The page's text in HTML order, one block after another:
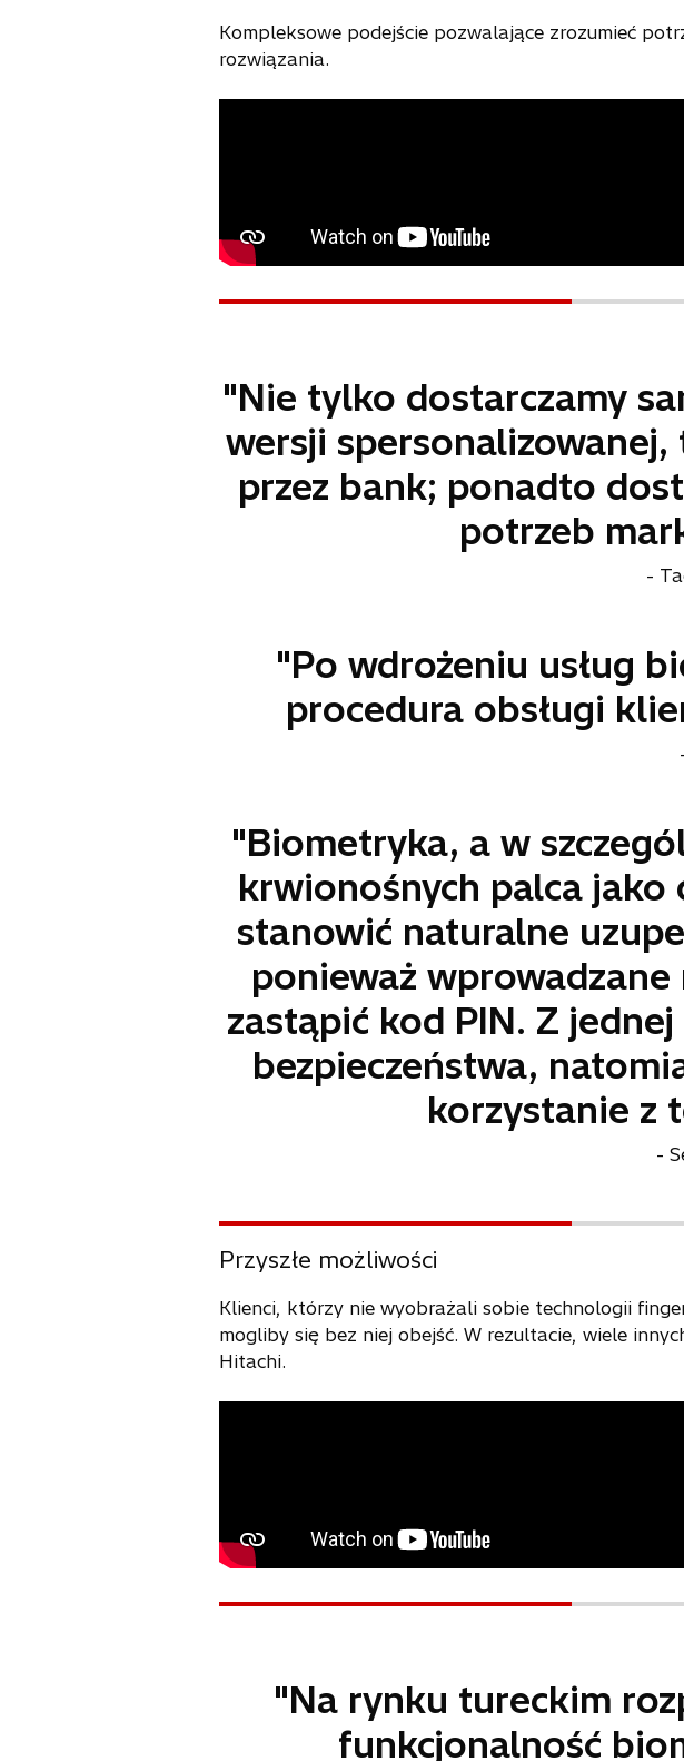
Kompleksowe podejście pozwalające zrozumieć
rozwiązania.
"Nie tylko dostarczamy
wersji
przez bank; ponadto
potrzeb
-
"Po wdrożeniu usług
procedura obsługi
"Biometryka, a w
krwionośnych palca jako
stanowić naturalne
ponieważ
zastąpić kod PIN. Z
bezpieczeństwa,
korzystanie z
-
Przyszłe możliwości
Klienci, którzy nie wyobrażali sobie technologii
mogliby się bez niej obejść. W rezultacie, wiele
Hitachi.
"Na rynku tureckim
funkcjonalność